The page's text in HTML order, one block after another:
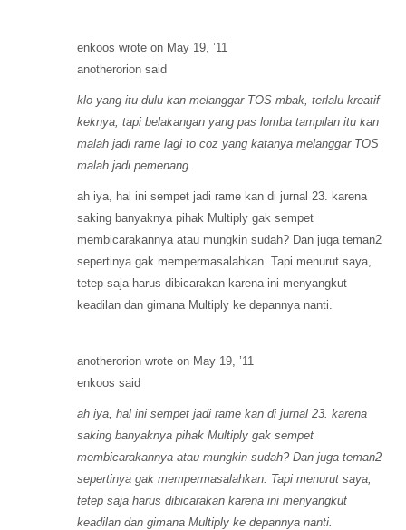
enkoos wrote on May 19, ’11
anotherorion said
klo yang itu dulu kan melanggar TOS mbak, terlalu kreatif
keknya, tapi belakangan yang pas lomba tampilan itu kan
malah jadi rame lagi to coz yang katanya melanggar TOS
malah jadi pemenang.
ah iya, hal ini sempet jadi rame kan di jurnal 23. karena
saking banyaknya pihak Multiply gak sempet
membicarakannya atau mungkin sudah? Dan juga teman2
sepertinya gak mempermasalahkan. Tapi menurut saya,
tetep saja harus dibicarakan karena ini menyangkut
keadilan dan gimana Multiply ke depannya nanti.
anotherorion wrote on May 19, ’11
enkoos said
ah iya, hal ini sempet jadi rame kan di jurnal 23. karena
saking banyaknya pihak Multiply gak sempet
membicarakannya atau mungkin sudah? Dan juga teman2
sepertinya gak mempermasalahkan. Tapi menurut saya,
tetep saja harus dibicarakan karena ini menyangkut
keadilan dan gimana Multiply ke depannya nanti.